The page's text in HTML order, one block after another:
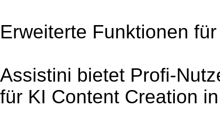
Erweiterte Funktionen
Assistini bietet Profi-
für KI Content Creation